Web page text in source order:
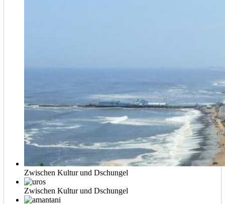
Zwischen Kultur und Dschungel
Zwischen Kultur und Dschungel